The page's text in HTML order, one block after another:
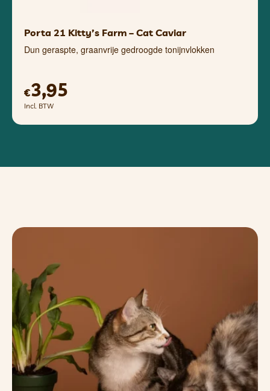
Porta 21 Kitty’s Farm – Cat Caviar
Dun geraspte, graanvrije gedroogde tonijnvlokken
€3,95
Incl. BTW